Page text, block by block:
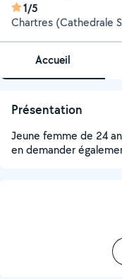
1/5
Chartres (Cathedrale
Accueil
Présentation
Jeune femme de 24
en demander